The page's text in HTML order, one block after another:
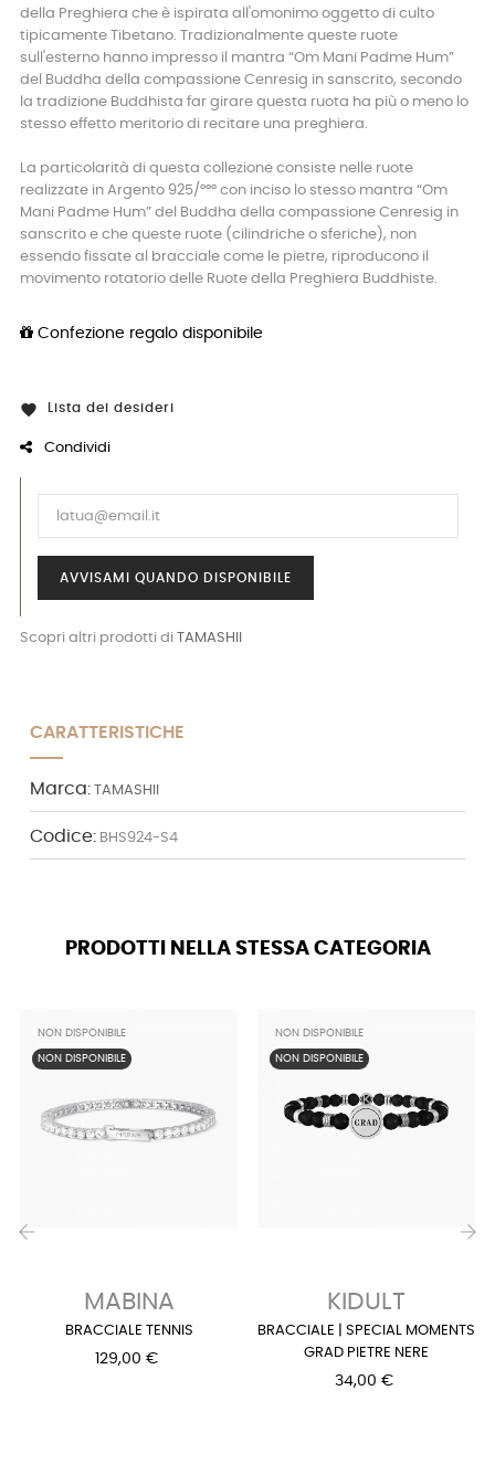
della Preghiera che è ispirata all'omonimo oggetto di culto
tipicamente Tibetano. Tradizionalmente queste ruote
sull'esterno hanno impresso il mantra “Om Mani Padme Hum”
del Buddha della compassione Cenresig in sanscrito, secondo
la tradizione Buddhista far girare questa ruota ha più o meno lo
stesso effetto meritorio di recitare una preghiera.
La particolarità di questa collezione consiste nelle ruote
realizzate in Argento 925/°°° con inciso lo stesso mantra “Om
Mani Padme Hum” del Buddha della compassione Cenresig in
sanscrito e che queste ruote (cilindriche o sferiche), non
essendo fissate al bracciale come le pietre, riproducono il
movimento rotatorio delle Ruote della Preghiera Buddhiste.
Confezione regalo disponibile
 Lista dei desideri
Condividi
AVVISAMI QUANDO DISPONIBILE
Scopri altri prodotti di TAMASHII
CARATTERISTICHE
Marca: TAMASHII
Codice: BHS924-S4
PRODOTTI NELLA STESSA CATEGORIA
NON DISPONIBILE
NON DISPONIBILE
MABINA
BRACCIALE TENNIS
129,00 €
NON DISPONIBILE
NON DISPONIBILE
KIDULT
BRACCIALE | SPECIAL MOMENTS
GRAD PIETRE NERE
34,00 €